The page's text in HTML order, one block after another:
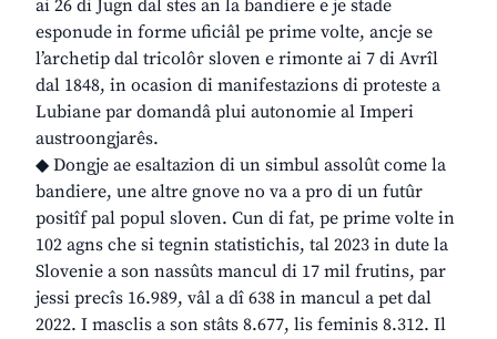
ai 26 di Jugn dal stes an la bandiere e je stade
esponude in forme uficiâl pe prime volte, ancje se
l’archetip dal tricolôr sloven e rimonte ai 7 di Avrîl
dal 1848, in ocasion di manifestazions di proteste a
Lubiane par domandâ plui autonomie al Imperi
austroongjarês.
◆ Dongje ae esaltazion di un simbul assolût come la
bandiere, une altre gnove no va a pro di un futûr
positîf pal popul sloven. Cun di fat, pe prime volte in
102 agns che si tegnin statistichis, tal 2023 in dute la
Slovenie a son nassûts mancul di 17 mil frutins, par
jessi precîs 16.989, vâl a dî 638 in mancul a pet dal
2022. I masclis a son stâts 8.677, lis feminis 8.312. Il